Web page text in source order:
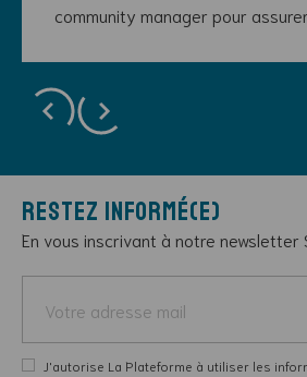
community manager pour
Restez informé(e)
En vous inscrivant à notre newsletter
J'autorise La Plateforme à utiliser les